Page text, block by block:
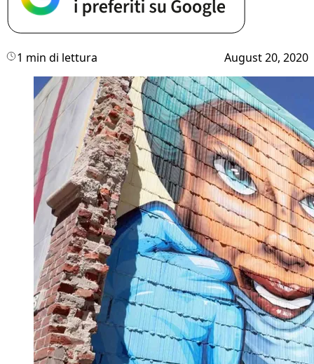
1 min di lettura August 20, 2020